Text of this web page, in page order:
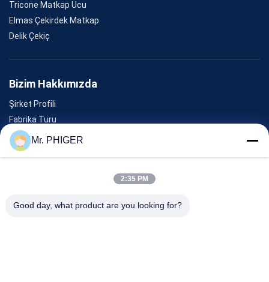
Tricone Matkap Ucu
Elmas Çekirdek Matkap
Delik Çekiç
Bizim Hakkımızda
Şirket Profili
Fabrika Turu
Kalite Kontrolü
Site Haritası
Mr. PHIGER
2:35 PM
Good day, what product are you looking for?